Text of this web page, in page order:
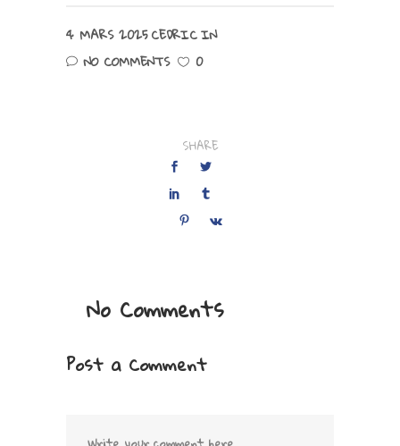
4 MARS 2025CEDRICIN
NO COMMENTS
0
SHARE
No Comments
Post a Comment